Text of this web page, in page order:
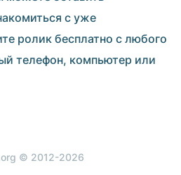
с уже
ролик бесплатно с любого
телефон, компьютер или
© 2012-2026